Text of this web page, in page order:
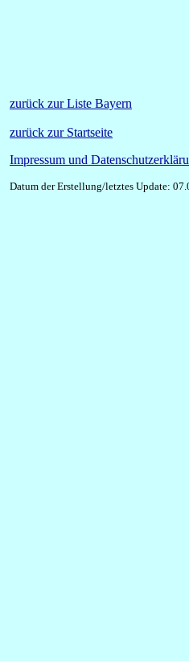
zurück zur Liste Bayern
zurück zur Startseite
Impressum und
Datum der Erstellung/letztes Update: